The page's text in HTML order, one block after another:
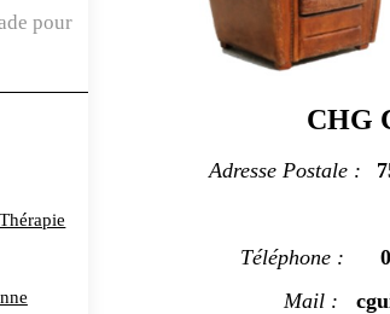
pour
CHG
Adresse Postale :
Téléphone :
Mail :